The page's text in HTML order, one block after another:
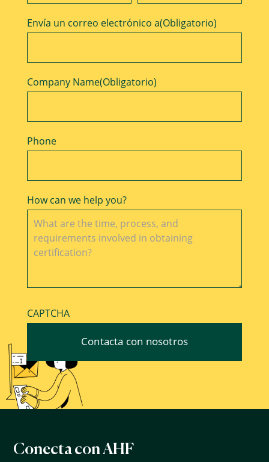
Envía un correo electrónico a(Obligatorio)
Company Name(Obligatorio)
Phone
How can we help you?
CAPTCHA
Conecta con AHF